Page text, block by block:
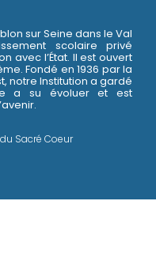
sur Seine dans le Val
scolaire privé
avec l’État. Il est ouvert
Fondé en 1936 par la
notre Institution a gardé
a su évoluer et est
Sacré Coeur